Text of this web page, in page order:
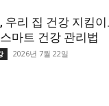
우리 집 건강 지킴
마트 건강 관리법
2026년 7월 22일